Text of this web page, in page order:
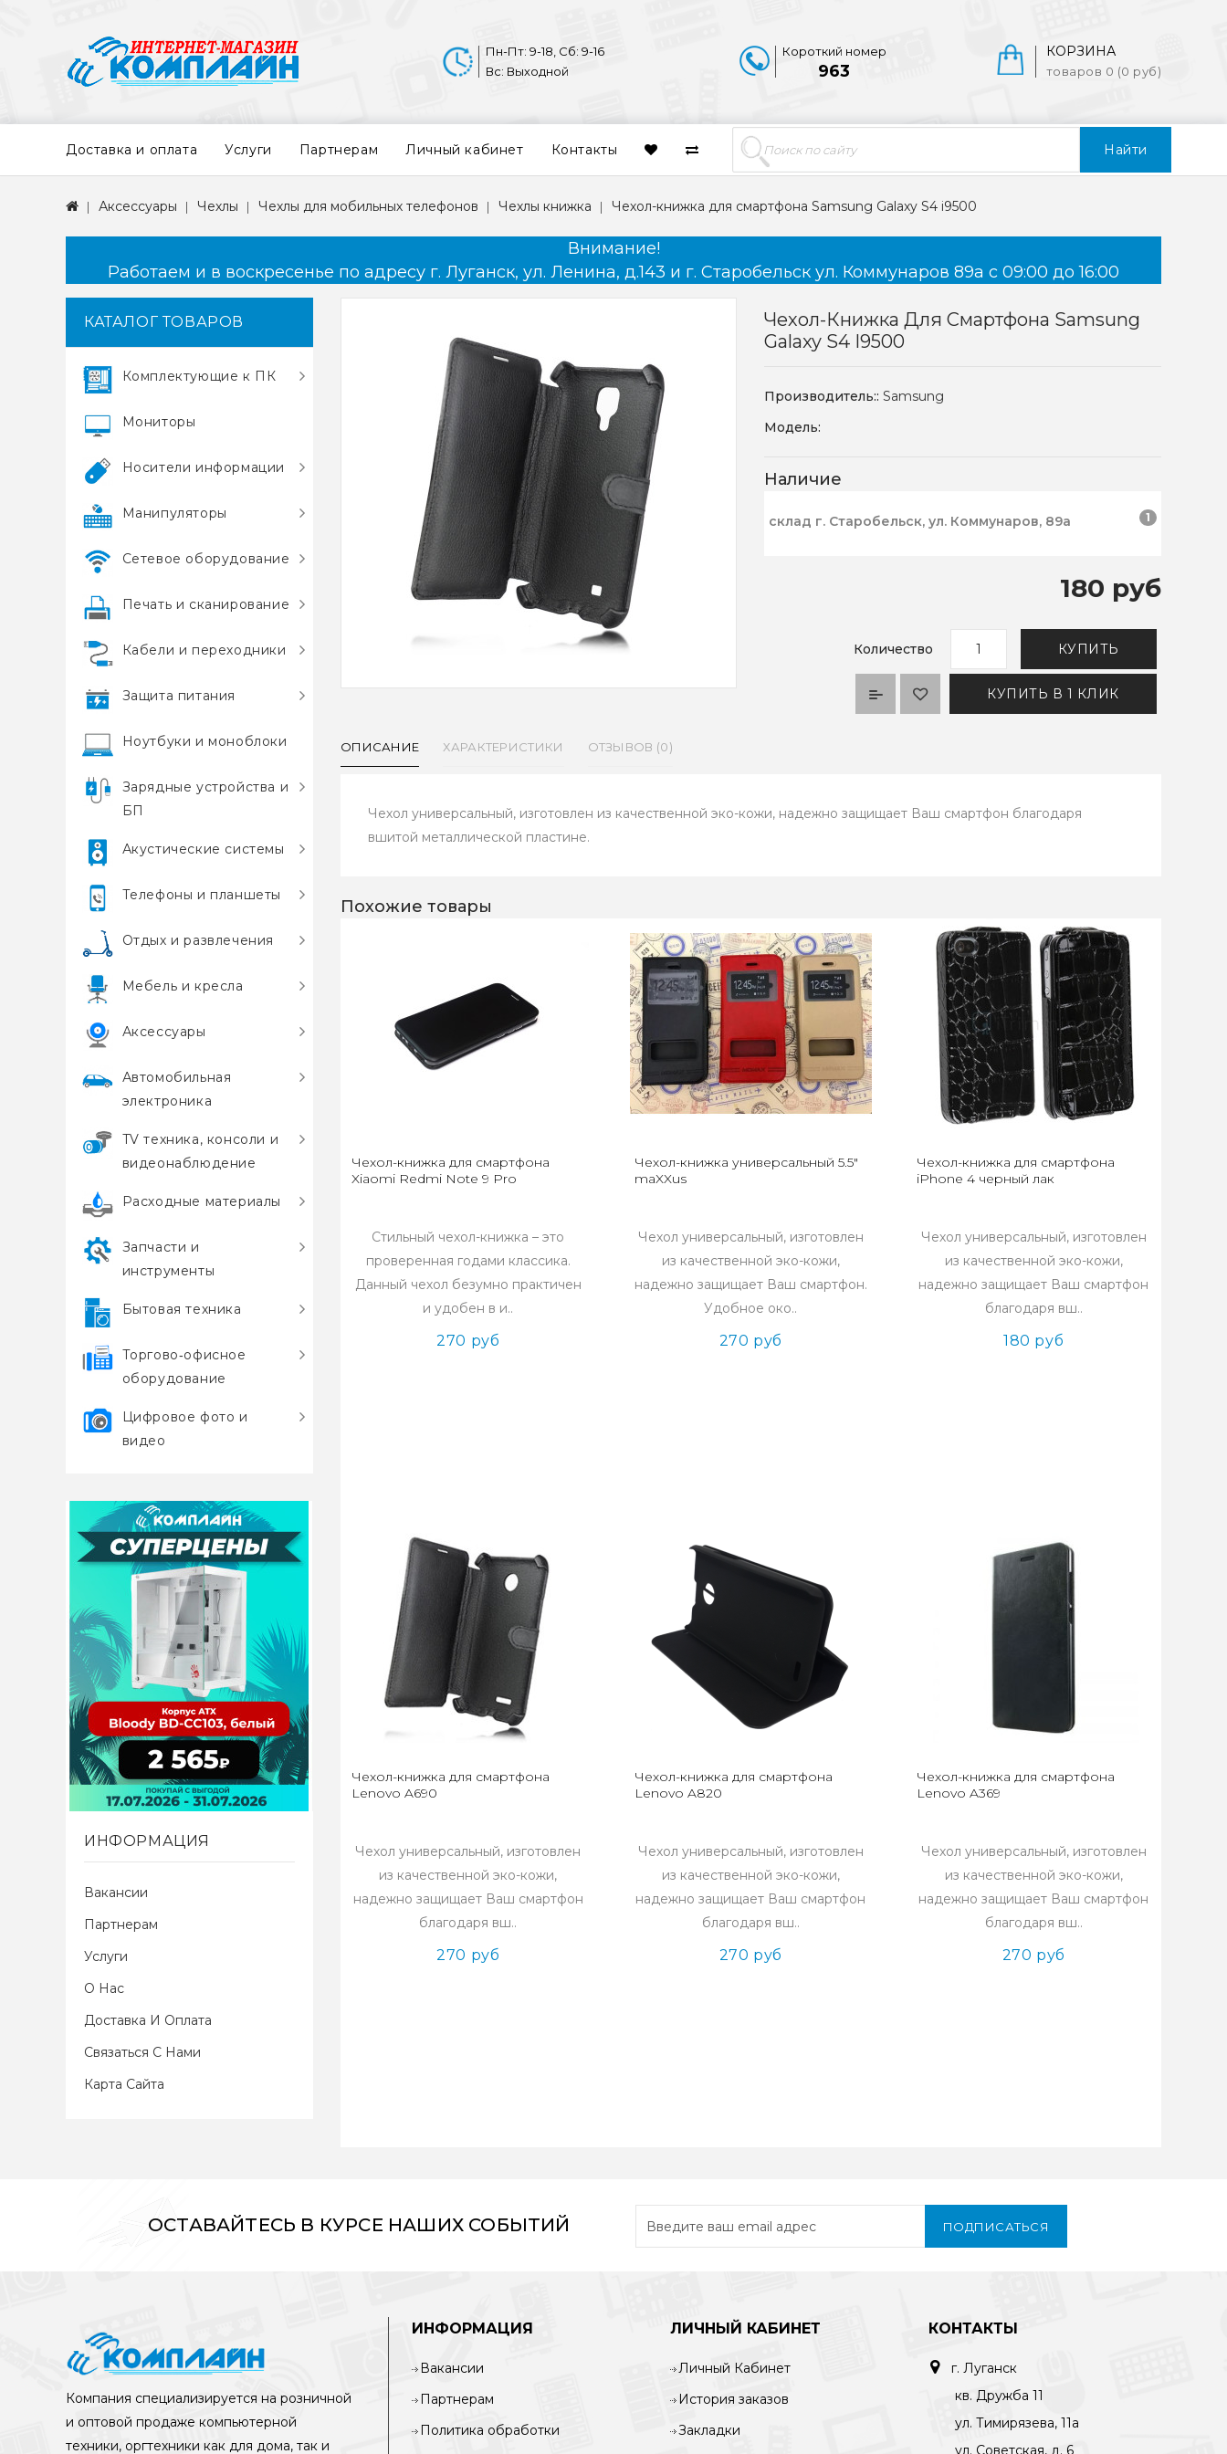
Найти
КОРЗИНА
товаров 0 (0 руб)
Короткий номер
963
Пн-Пт: 9-18, Сб: 9-16
Вс: Выходной
Доставка и оплата Услуги Партнерам Личный кабинет Контакты
Аксессуары Чехлы Чехлы для мобильных телефонов Чехлы книжка Чехол-книжка для смартфона Samsung Galaxy S4 i9500
Внимание!
Работаем и в воскресенье по адресу г. Луганск, ул. Ленина, д.143 и г. Старобельск ул. Коммунаров 89а с 09:00 до 16:00
КАТАЛОГ ТОВАРОВ
Комплектующие к ПК
Мониторы
Носители информации
Манипуляторы
Сетевое оборудование
Печать и сканирование
Кабели и переходники
Защита питания
Ноутбуки и моноблоки
Зарядные устройства и
БП
Акустические системы
Телефоны и планшеты
Отдых и развлечения
Мебель и кресла
Аксессуары
Автомобильная
электроника
TV техника, консоли и
видеонаблюдение
Расходные материалы
Запчасти и
инструменты
Бытовая техника
Торгово‑офисное
оборудование
Цифровое фото и
видео
ИНФОРМАЦИЯ
Вакансии
Партнерам
Услуги
О Нас
Доставка И Оплата
Связаться С Нами
Карта Сайта
Чехол-Книжка Для Смартфона Samsung
Galaxy S4 I9500
Производитель::Samsung
Модель:
Наличие
склад г. Старобельск, ул. Коммунаров, 89а 1
180 руб
Количество КУПИТЬ
КУПИТЬ В 1 КЛИК
ОПИСАНИЕ ХАРАКТЕРИСТИКИ ОТЗЫВОВ (0)
Чехол универсальный, изготовлен из качественной эко-кожи, надежно защищает Ваш смартфон благодаря
вшитой металлической пластине.
Похожие товары
Чехол-книжка для смартфона
Xiaomi Redmi Note 9 Pro
Стильный чехол-книжка – это
проверенная годами классика.
Данный чехол безумно практичен
и удобен в и..
270 руб
Чехол-книжка универсальный 5.5"
maXXus
Чехол универсальный, изготовлен
из качественной эко-кожи,
надежно защищает Ваш смартфон.
Удобное око..
270 руб
Чехол-книжка для смартфона
iPhone 4 черный лак
Чехол универсальный, изготовлен
из качественной эко-кожи,
надежно защищает Ваш смартфон
благодаря вш..
180 руб
Чехол-книжка для смартфона
Lenovo A690
Чехол универсальный, изготовлен
из качественной эко-кожи,
надежно защищает Ваш смартфон
благодаря вш..
270 руб
Чехол-книжка для смартфона
Lenovo A820
Чехол универсальный, изготовлен
из качественной эко-кожи,
надежно защищает Ваш смартфон
благодаря вш..
270 руб
Чехол-книжка для смартфона
Lenovo A369
Чехол универсальный, изготовлен
из качественной эко-кожи,
надежно защищает Ваш смартфон
благодаря вш..
270 руб
ОСТАВАЙТЕСЬ В КУРСЕ НАШИХ СОБЫТИЙ ПОДПИСАТЬСЯ
Компания специализируется на розничной
и оптовой продаже компьютерной
техники, оргтехники как для дома, так и
ИНФОРМАЦИЯ
Вакансии
Партнерам
Политика обработки
ЛИЧНЫЙ КАБИНЕТ
Личный Кабинет
История заказов
Закладки
КОНТАКТЫ
г. Луганск
кв. Дружба 11
ул. Тимирязева, 11а
ул. Советская, д. 6